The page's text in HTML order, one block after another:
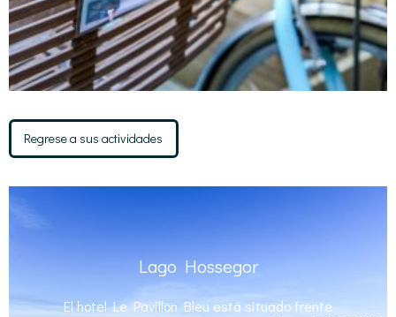
Regrese a sus actividades
Lago Hossegor
El hotel Le Pavillon Bleu está situado frente